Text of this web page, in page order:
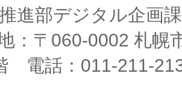
進部デジタル企画課
：〒060-0002 札幌
電話：011-211-